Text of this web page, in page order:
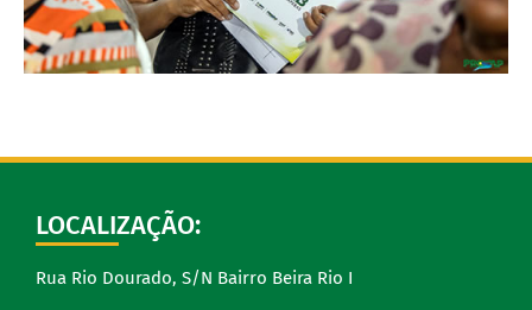
LOCALIZAÇÃO:
Rua Rio Dourado, S/N Bairro Beira Rio I